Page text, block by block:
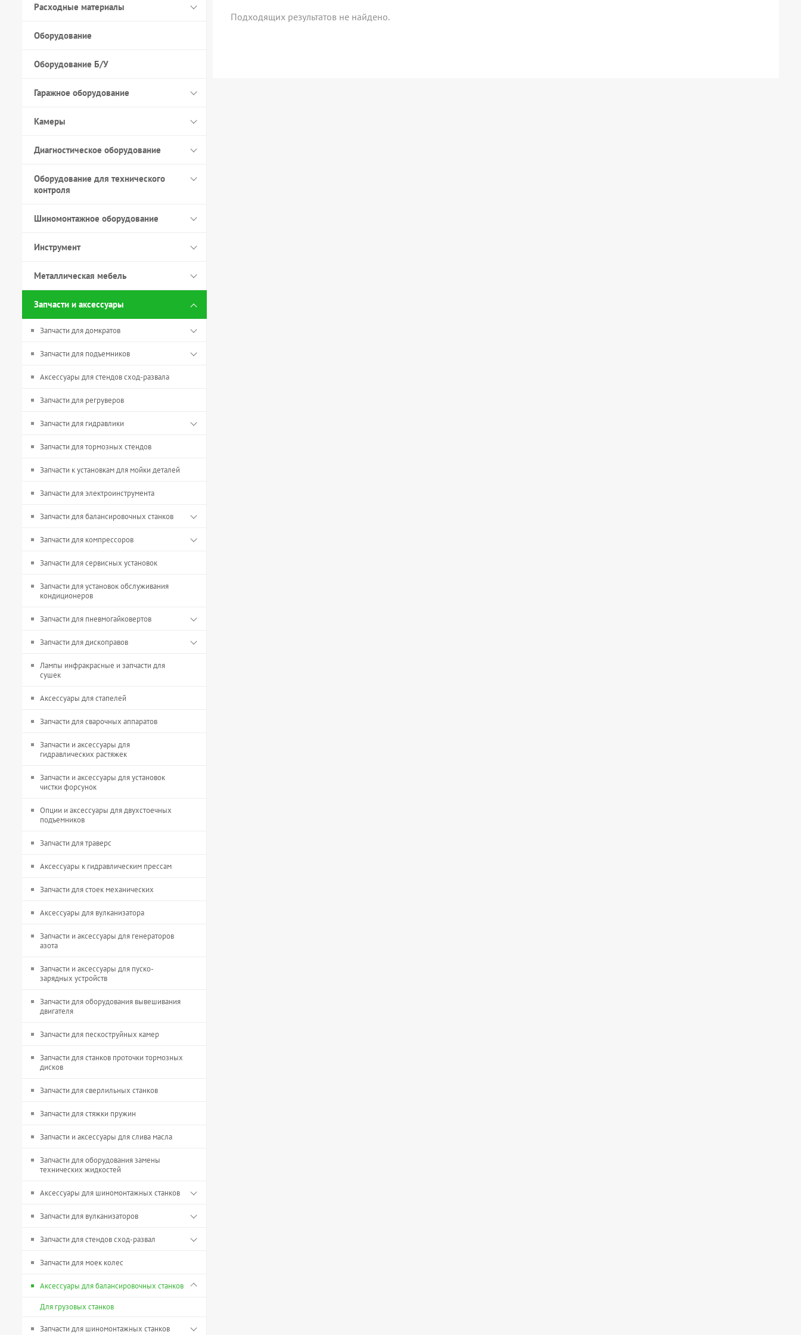
Расходные материалы
Оборудование
Оборудование Б/У
Гаражное оборудование
Камеры
Диагностическое оборудование
Оборудование для технического
контроля
Шиномонтажное оборудование
Инструмент
Металлическая мебель
Запчасти и аксессуары
Запчасти для домкратов
Запчасти для подъемников
Аксессуары для стендов сход-развала
Запчасти для регруверов
Запчасти для гидравлики
Запчасти для тормозных стендов
Запчасти к установкам для мойки деталей
Запчасти для электроинструмента
Запчасти для балансировочных станков
Запчасти для компрессоров
Запчасти для сервисных установок
Запчасти для установок обслуживания
кондиционеров
Запчасти для пневмогайковертов
Запчасти для дископравов
Лампы инфракрасные и запчасти для
сушек
Аксессуары для стапелей
Запчасти для сварочных аппаратов
Запчасти и аксессуары для
гидравлических растяжек
Запчасти и аксессуары для установок
чистки форсунок
Опции и аксессуары для двухстоечных
подъемников
Запчасти для траверс
Аксессуары к гидравлическим прессам
Запчасти для стоек механических
Аксессуары для вулканизатора
Запчасти и аксессуары для генераторов
азота
Запчасти и аксессуары для пуско-
зарядных устройств
Запчасти для оборудования вывешивания
двигателя
Запчасти для пескоструйных камер
Запчасти для станков проточки тормозных
дисков
Запчасти для сверлильных станков
Запчасти для стяжки пружин
Запчасти и аксессуары для слива масла
Запчасти для оборудования замены
технических жидкостей
Аксессуары для шиномонтажных станков
Запчасти для вулканизаторов
Запчасти для стендов сход-развал
Запчасти для моек колес
Аксессуары для балансировочных станков
Для грузовых станков
Запчасти для шиномонтажных станков
Подходящих результатов не найдено.